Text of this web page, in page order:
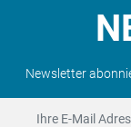
Newsletter